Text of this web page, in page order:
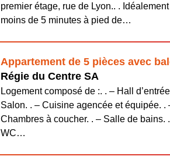
premier étage, rue de Lyon.. .
moins de 5 minutes à pied de…
Appartement de 5 pièces avec
Régie du Centre SA
Logement composé de :. . – Hall
Salon. . – Cuisine agencée et équipée. .
Chambres à coucher. . – Salle de bains.
WC…